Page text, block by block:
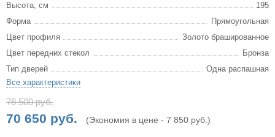
Высота, см
195
Форма
Прямоугольная
Цвет профиля
Золото брашированное
Цвет передних стекол
Бронза
Тип дверей
Одна распашная
Все характеристики
78 500 руб.
70 650 руб. (Экономия в цене - 7 850 руб.)